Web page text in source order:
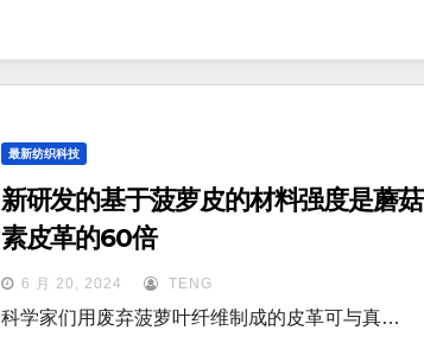
最新纺织科技
新研发的基于菠萝皮的材料强度是蘑菇
素皮革的60倍
6 月 20, 2024 TENG
科学家们用废弃菠萝叶纤维制成的皮革可与真…